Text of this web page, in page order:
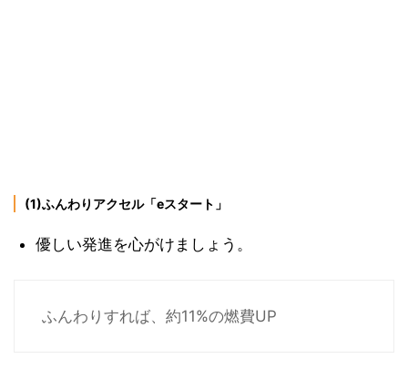
(1)ふんわりアクセル「eスタート」
優しい発進を心がけましょう。
ふんわりすれば、約11%の燃費UP